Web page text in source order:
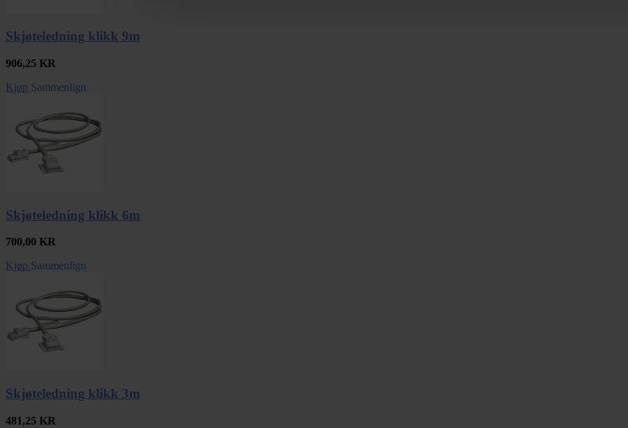
Skjøteledning klikk 9m
906,25 KR
Kjøp Sammenlign
Skjøteledning klikk 6m
700,00 KR
Kjøp Sammenlign
Skjøteledning klikk 3m
481,25 KR